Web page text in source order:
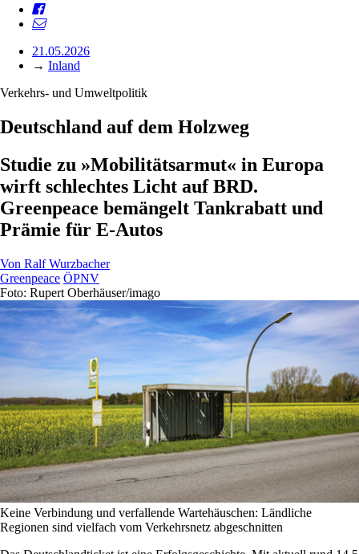
21.05.2026
→ Inland
Verkehrs- und Umweltpolitik
Deutschland auf dem Holzweg
Studie zu »Mobilitätsarmut« in Europa
wirft schlechtes Licht auf BRD.
Greenpeace bemängelt Tankrabatt und
Prämie für E-Autos
Von Ralf Wurzbacher
Greenpeace ÖPNV
Foto: Rupert Oberhäuser/imago
Keine Verbindung und verfallende Wartehäuschen: Ländliche
Regionen sind vielfach vom Verkehrsnetz abgeschnitten